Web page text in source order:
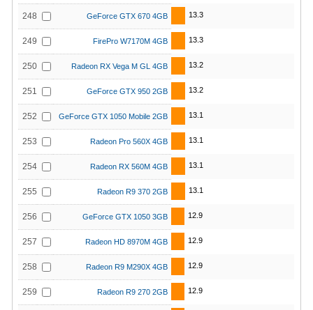
248 GeForce GTX 670 4GB 13.3
249 FirePro W7170M 4GB 13.3
250 Radeon RX Vega M GL 4GB 13.2
251 GeForce GTX 950 2GB 13.2
252 GeForce GTX 1050 Mobile 2GB 13.1
253 Radeon Pro 560X 4GB 13.1
254 Radeon RX 560M 4GB 13.1
255 Radeon R9 370 2GB 13.1
256 GeForce GTX 1050 3GB 12.9
257 Radeon HD 8970M 4GB 12.9
258 Radeon R9 M290X 4GB 12.9
259 Radeon R9 270 2GB 12.9